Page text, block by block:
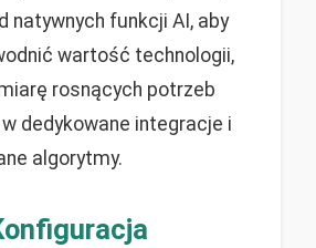
natywnych funkcji AI, aby
wartość technologii,
rosnących potrzeb
dedykowane integracje i
algorytmy.